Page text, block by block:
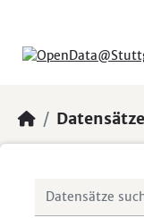
Datensätze